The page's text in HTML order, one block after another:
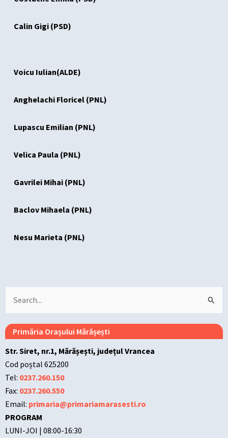
Calin Gigi (PSD)
Voicu Iulian(ALDE)
Anghelachi Floricel (PNL)
Lupascu Emilian (PNL)
Velica Paula (PNL)
Gavrilei Mihai (PNL)
Baclov Mihaela (PNL)
Nesu Marieta (PNL)
Search
for:
Primăria Orașului Mărășești
Str. Siret, nr.1, Mărășești, județul Vrancea
Cod poștal 625200
Tel: 0237.260.150
Fax: 0237.260.550
Email: primaria@primariamarasesti.ro
PROGRAM
LUNI-JOI | 08:00-16:30